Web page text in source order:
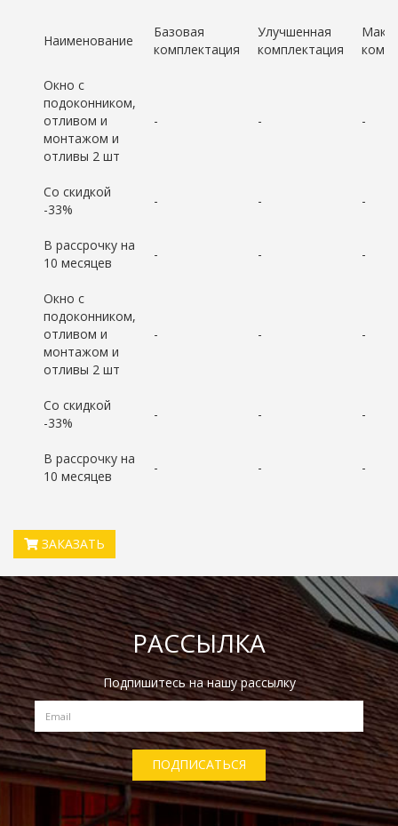
Наименование
Базовая
комплектация
Улучшенная
комплектация
Окно с
подоконником,
отливом и
монтажом и
отливы 2 шт
- - -
Со скидкой
-33%
- - -
В рассрочку на
10 месяцев
- - -
Окно с
подоконником,
отливом и
монтажом и
отливы 2 шт
- - -
Со скидкой
-33%
- - -
В рассрочку на
10 месяцев
- - -
ЗАКАЗАТЬ
РАССЫЛКА
Подпишитесь на нашу рассылку
ПОДПИСАТЬСЯ